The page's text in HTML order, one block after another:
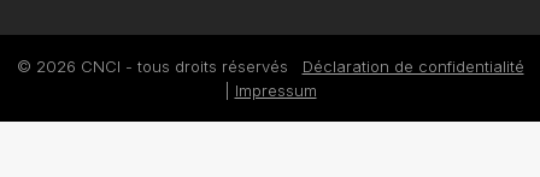
© 2026 CNCI - tous droits réservés Déclaration de confidentialité
Impressum